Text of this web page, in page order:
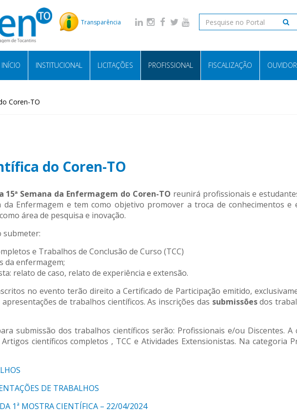
Transparência
INÍCIO INSTITUCIONAL LICITAÇÕES PROFISSIONAL FISCALIZAÇÃO
Coren-TO
do Coren-TO
15ª Semana da Enfermagem do Coren-TO reunirá profissionais e
da Enfermagem e tem como objetivo promover a troca de conhecimentos
área de pesquisa e inovação.
submeter:
e Trabalhos de Conclusão de Curso (TCC)
da enfermagem;
relato de caso, relato de experiência e extensão.
no evento terão direito a Certificado de Participação emitido,
de trabalhos científicos. As inscrições das submissõesdos
submissão dos trabalhos científicos serão: Profissionais e/ou Discentes.
científicos completos , TCC e Atividades Extensionistas. Na categoria
DE TRABALHOS
1ª MOSTRA CIENTÍFICA – 22/04/2024